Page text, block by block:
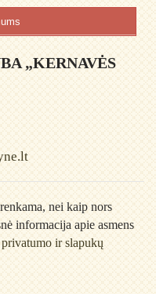
„KERNAVĖS
nei kaip nors
informacija apie asmens
privatumo ir slapukų